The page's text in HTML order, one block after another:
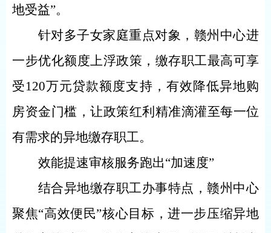
地受益”。
针对多子女家庭重点对象，赣州中心进
一步优化额度上浮政策，缴存职工最高可享
受120万元贷款额度支持，有效降低异地购
房资金门槛，让政策红利精准滴灌至每一位
有需求的异地缴存职工。
效能提速审核服务跑出“加速度”
结合异地缴存职工办事特点，赣州中心
聚焦“高效便民”核心目标，进一步压缩异地